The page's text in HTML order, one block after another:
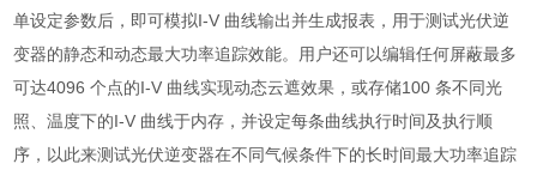
单设定参数后，即可模拟I-V 曲线输出并生成报表，用于测试光伏逆
变器的静态和动态最大功率追踪效能。用户还可以编辑任何屏蔽最多
可达4096个点的I-V 曲线实现动态云遮效果，或存储100条不同光
照、温度下的I-V 曲线于内存，并设定每条曲线执行时间及执行顺
序，以此来测试光伏逆变器在不同气候条件下的长时间最大功率追踪